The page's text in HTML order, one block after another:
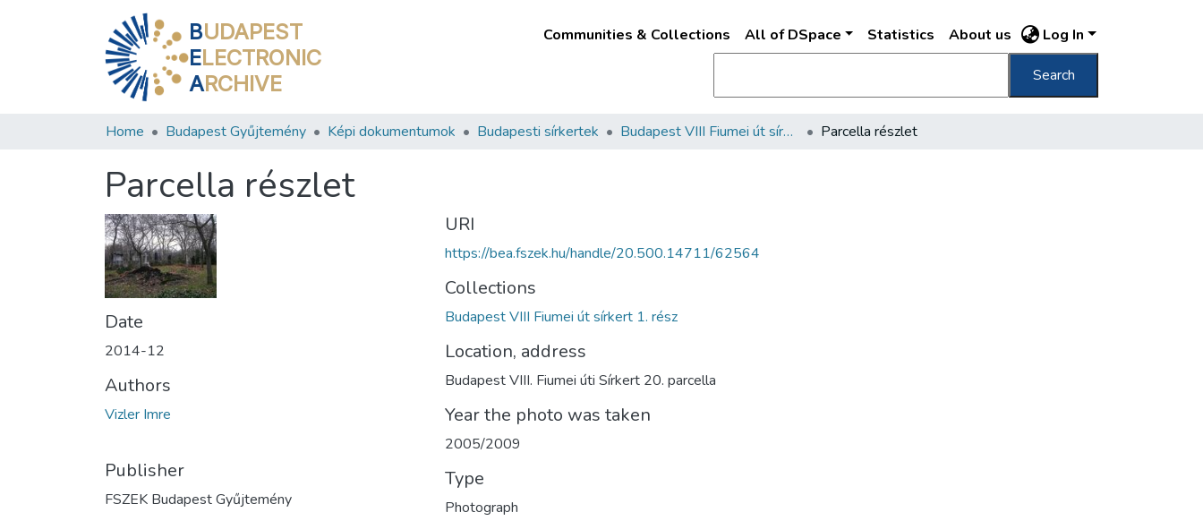
BUDAPEST
ELECTRONIC
ARCHIVE
Communities & Collections All of DSpace Statistics About us Log In
Search
Home Budapest Gyűjtemény Képi dokumentumok Budapesti sírkertek Budapest VIII Fiumei út sírkert 1. rész Parcella részlet
Parcella részlet
Date
2014-12
Authors
Vizler Imre
Publisher
FSZEK Budapest Gyűjtemény
URI
https://bea.fszek.hu/handle/20.500.14711/62564
Collections
Budapest VIII Fiumei út sírkert 1. rész
Location, address
Budapest VIII. Fiumei úti Sírkert 20. parcella
Year the photo was taken
2005/2009
Type
Photograph